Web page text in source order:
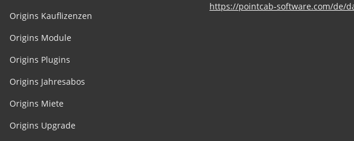
https://pointcab-software.com/de/
Origins Kauflizenzen
Origins Module
Origins Plugins
Origins Jahresabos
Origins Miete
Origins Upgrade